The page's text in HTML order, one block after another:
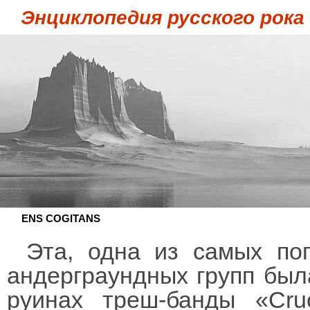
Энциклопедия русского рока
ENS COGITANS
Эта, одна из самых
андерграундных групп
руинах треш-банды